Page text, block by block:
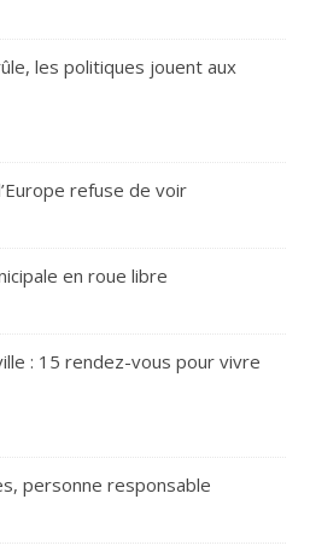
les politiques jouent aux
refuse de voir
en roue libre
: 15 rendez-vous pour vivre
personne responsable